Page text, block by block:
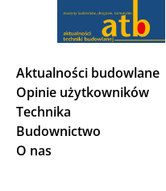
Aktualności budowlane
Opinie użytkowników
Technika
Budownictwo
O nas